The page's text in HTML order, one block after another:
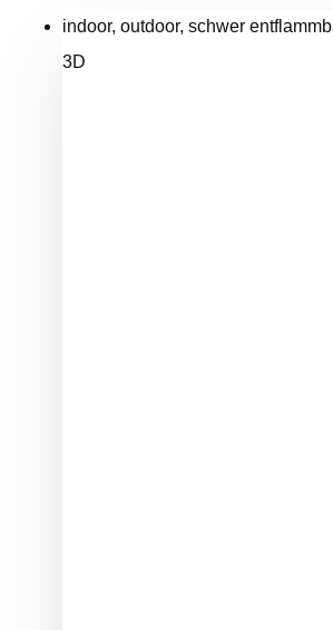
indoor, outdoor, schwer
3D